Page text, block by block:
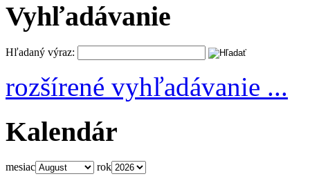
Vyhľadávanie
Hľadaný výraz:
rozšírené vyhľadávanie ...
Kalendár
mesiac rok